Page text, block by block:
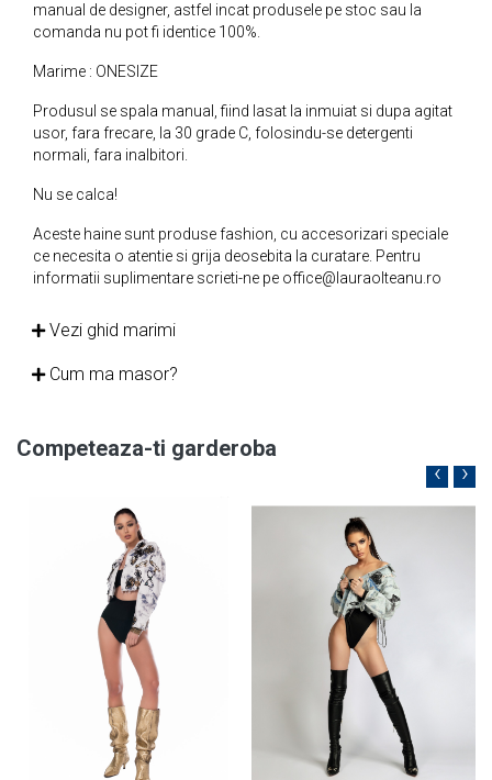
manual de designer, astfel incat produsele pe stoc sau la
comanda nu pot fi identice 100%.
Marime : ONESIZE
Produsul se spala manual, fiind lasat la inmuiat si dupa agitat
usor, fara frecare, la 30 grade C, folosindu-se detergenti
normali, fara inalbitori.
Nu se calca!
Aceste haine sunt produse fashion, cu accesorizari speciale
ce necesita o atentie si grija deosebita la curatare. Pentru
informatii suplimentare scrieti-ne pe office@lauraolteanu.ro
Vezi ghid marimi
Cum ma masor?
Competeaza-ti garderoba
‹ ›